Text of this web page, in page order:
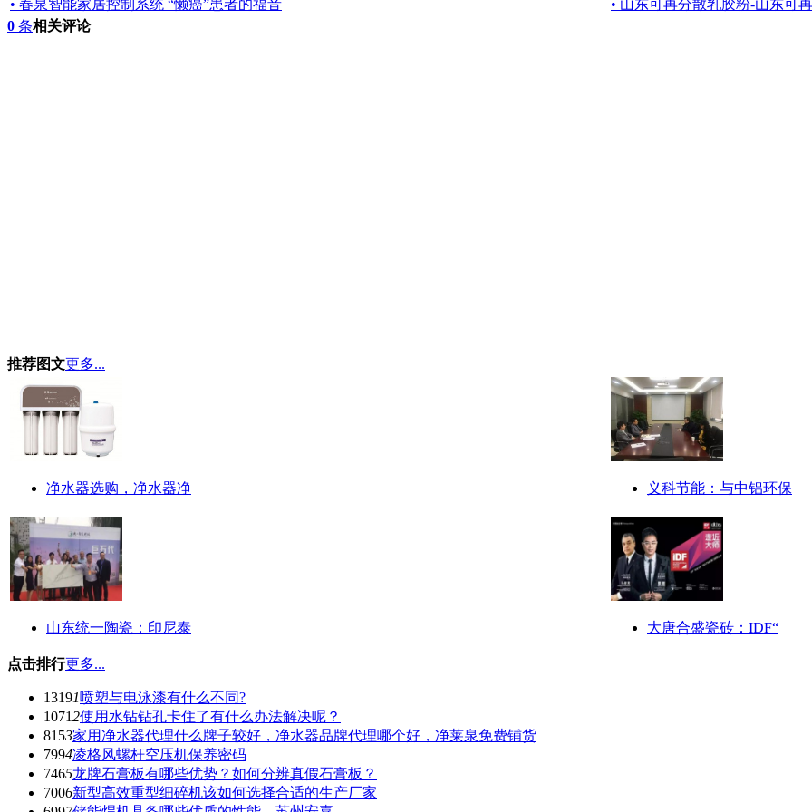
• 春泉智能家居控制系统 “懒癌”患者的福音
• 山东可再分散乳胶粉-山东可
0 条相关评论
推荐图文更多...
净水器选购，净水器净 义科节能：与中铝环保
山东统一陶瓷：印尼泰 大唐合盛瓷砖：IDF“
点击排行更多...
13191喷塑与电泳漆有什么不同?
10712使用水钻钻孔卡住了有什么办法解决呢？
8153家用净水器代理什么牌子较好，净水器品牌代理哪个好，净莱泉免费铺货
7994凌格风螺杆空压机保养密码
7465龙牌石膏板有哪些优势？如何分辨真假石膏板？
7006新型高效重型细碎机该如何选择合适的生产厂家